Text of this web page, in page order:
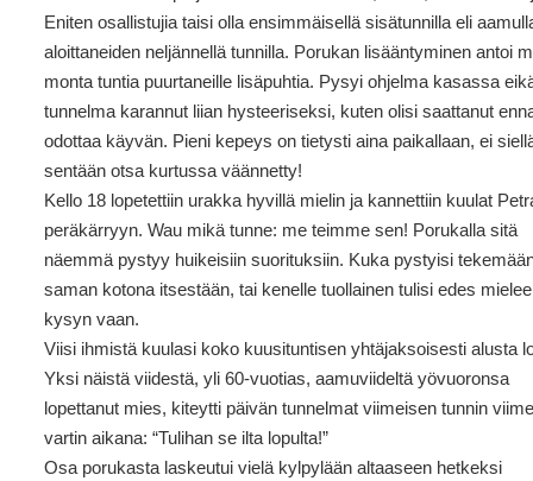
Eniten osallistujia taisi olla ensimmäisellä sisätunnilla eli
aloittaneiden neljännellä tunnilla. Porukan lisääntyminen antoi
monta tuntia puurtaneille lisäpuhtia. Pysyi ohjelma kasassa
tunnelma karannut liian hysteeriseksi, kuten olisi saattanut
odottaa käyvän. Pieni kepeys on tietysti aina paikallaan, ei
sentään otsa kurtussa väännetty!
Kello 18 lopetettiin urakka hyvillä mielin ja kannettiin kuulat
peräkärryyn. Wau mikä tunne: me teimme sen! Porukalla sitä
näemmä pystyy huikeisiin suorituksiin. Kuka pystyisi
saman kotona itsestään, tai kenelle tuollainen tulisi edes
kysyn vaan.
Viisi ihmistä kuulasi koko kuusituntisen yhtäjaksoisesti alusta
Yksi näistä viidestä, yli 60-vuotias, aamuviideltä yövuoronsa
lopettanut mies, kiteytti päivän tunnelmat viimeisen tunnin
vartin aikana: “Tulihan se ilta lopulta!”
Osa porukasta laskeutui vielä kylpylään altaaseen hetkeksi